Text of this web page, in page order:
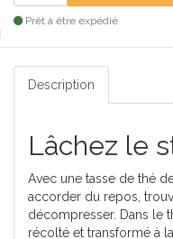
Prêt à être expédié
Description
Lâchez le
Avec une tasse de thé
accorder du repos,
décompresser. Dans le
récolté et transformé à